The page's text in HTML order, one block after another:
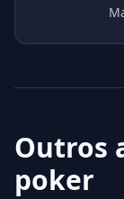
Outros
poker